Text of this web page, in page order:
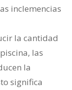
inclemencias
la cantidad
las
la
significa